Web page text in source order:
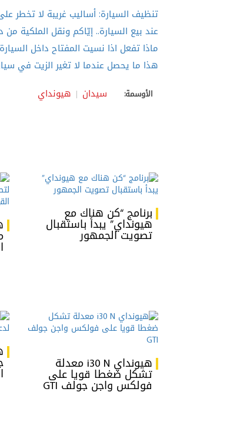
تنظيف السيارة: أساليب غريبة لا تخطر
عند بيع السيارة.. إيّاكم ونقل الملكية من
ماذا تفعل اذا نسيت المفتاح داخل
هذا ما يحصل عندما لا تغير الزيت في
الأوسمة: سيدان هيونداي
برنامج “كن هناك مع
هيونداي” يبدأ باستقبال
تصويت الجمهور
هيونداي i30 N معدلة
تشكل ضغطا قويا على
فولكس واجن جولف GTI